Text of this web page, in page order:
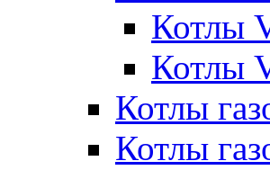
Котлы
Котлы
Котлы
Котлы